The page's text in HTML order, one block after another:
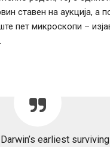
ставен на аукција, а
пет микроскопи –
earliest surviving